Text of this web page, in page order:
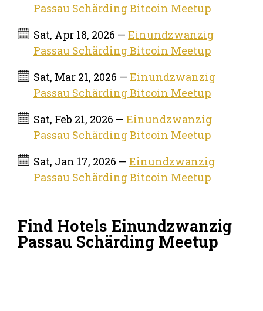
Passau Schärding Bitcoin Meetup
Sat, Apr 18, 2026 — Einundzwanzig
Passau Schärding Bitcoin Meetup
Sat, Mar 21, 2026 — Einundzwanzig
Passau Schärding Bitcoin Meetup
Sat, Feb 21, 2026 — Einundzwanzig
Passau Schärding Bitcoin Meetup
Sat, Jan 17, 2026 — Einundzwanzig
Passau Schärding Bitcoin Meetup
Find Hotels Einundzwanzig
Passau Schärding Meetup